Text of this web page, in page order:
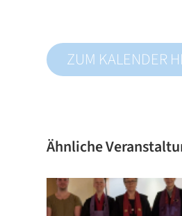
ZUM KALENDER
Ähnliche